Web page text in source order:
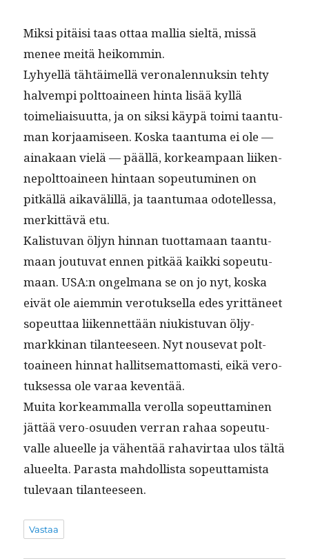
Mik­si pitäisi taas ottaa mallia sieltä, mis­sä
menee meitä heikommin.
Lyhyel­lä tähtäimel­lä veronalen­nuksin tehty
halvem­pi polt­toaineen hin­ta lisää kyl­lä
toimeli­aisu­ut­ta, ja on sik­si käypä toi­mi taan­tu­
man kor­jaamiseen. Kos­ka taan­tu­ma ei ole —
ainakaan vielä — pääl­lä, korkeam­paan liiken­
nepolt­toaineen hin­taan sopeu­tu­mi­nen on
pitkäl­lä aikavälil­lä, ja taan­tu­maa odotel­lessa,
merkit­tävä etu.
Kalis­tu­van öljyn hin­nan tuot­ta­maan taan­tu­
maan joutu­vat ennen pitkää kaik­ki sopeu­tu­
maan. USA:n ongel­mana se on jo nyt, kos­ka
eivät ole aiem­min vero­tuk­sel­la edes yrit­täneet
sopeut­taa liiken­net­tään niuk­istu­van öljy­
markki­nan tilanteeseen. Nyt nou­se­vat polt­
toaineen hin­nat hal­lit­se­mat­tomasti, eikä vero­
tuk­ses­sa ole varaa keventää.
Mui­ta korkeam­mal­la verol­la sopeut­ta­mi­nen
jät­tää vero-osu­u­den ver­ran rahaa sopeu­tu­
valle alueelle ja vähen­tää rahavir­taa ulos tältä
alueelta. Paras­ta mah­dol­lista sopeut­tamista
tule­vaan tilanteeseen.
Vastaa